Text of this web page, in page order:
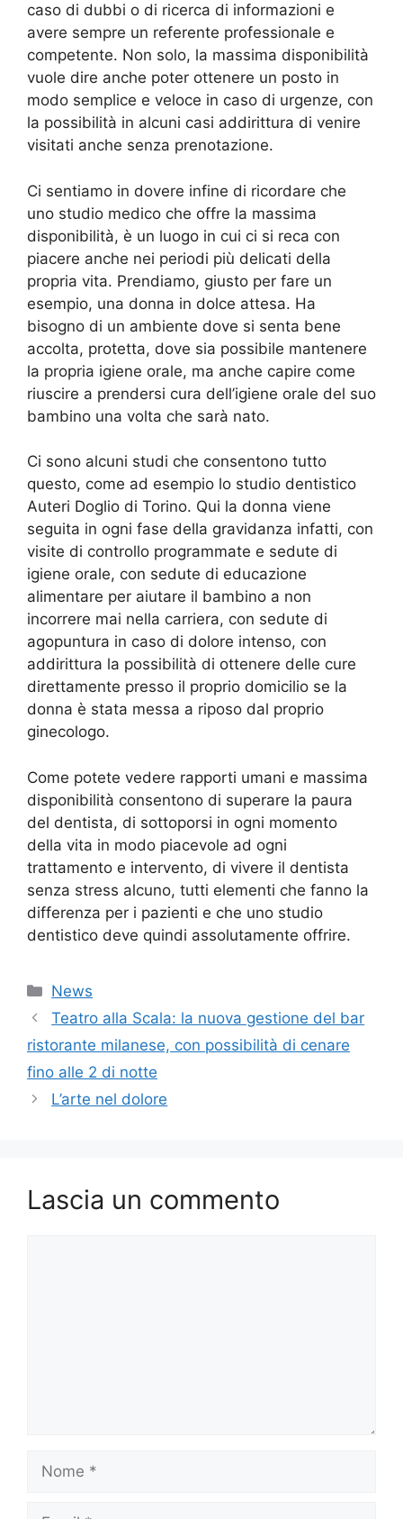
caso di dubbi o di ricerca di informazioni e
avere sempre un referente professionale e
competente. Non solo, la massima disponibilità
vuole dire anche poter ottenere un posto in
modo semplice e veloce in caso di urgenze, con
la possibilità in alcuni casi addirittura di venire
visitati anche senza prenotazione.
Ci sentiamo in dovere infine di ricordare che
uno studio medico che offre la massima
disponibilità, è un luogo in cui ci si reca con
piacere anche nei periodi più delicati della
propria vita. Prendiamo, giusto per fare un
esempio, una donna in dolce attesa. Ha
bisogno di un ambiente dove si senta bene
accolta, protetta, dove sia possibile mantenere
la propria igiene orale, ma anche capire come
riuscire a prendersi cura dell’igiene orale del suo
bambino una volta che sarà nato.
Ci sono alcuni studi che consentono tutto
questo, come ad esempio lo studio dentistico
Auteri Doglio di Torino. Qui la donna viene
seguita in ogni fase della gravidanza infatti, con
visite di controllo programmate e sedute di
igiene orale, con sedute di educazione
alimentare per aiutare il bambino a non
incorrere mai nella carriera, con sedute di
agopuntura in caso di dolore intenso, con
addirittura la possibilità di ottenere delle cure
direttamente presso il proprio domicilio se la
donna è stata messa a riposo dal proprio
ginecologo.
Come potete vedere rapporti umani e massima
disponibilità consentono di superare la paura
del dentista, di sottoporsi in ogni momento
della vita in modo piacevole ad ogni
trattamento e intervento, di vivere il dentista
senza stress alcuno, tutti elementi che fanno la
differenza per i pazienti e che uno studio
dentistico deve quindi assolutamente offrire.
Categorie
News
Teatro alla Scala: la nuova gestione del bar
ristorante milanese, con possibilità di cenare
fino alle 2 di notte
L’arte nel dolore
Lascia un commento